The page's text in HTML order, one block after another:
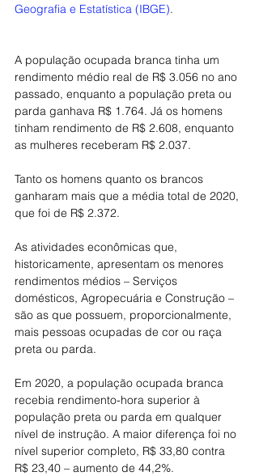
Geografia e Estatística (IBGE).
A população ocupada branca tinha um
rendimento médio real de R$ 3.056 no ano
passado, enquanto a população preta ou
parda ganhava R$ 1.764. Já os homens
tinham rendimento de R$ 2.608, enquanto
as mulheres receberam R$ 2.037.
Tanto os homens quanto os brancos
ganharam mais que a média total de 2020,
que foi de R$ 2.372.
As atividades econômicas que,
historicamente, apresentam os menores
rendimentos médios – Serviços
domésticos, Agropecuária e Construção –
são as que possuem, proporcionalmente,
mais pessoas ocupadas de cor ou raça
preta ou parda.
Em 2020, a população ocupada branca
recebia rendimento-hora superior à
população preta ou parda em qualquer
nível de instrução. A maior diferença foi no
nível superior completo, R$ 33,80 contra
R$ 23,40 – aumento de 44,2%.